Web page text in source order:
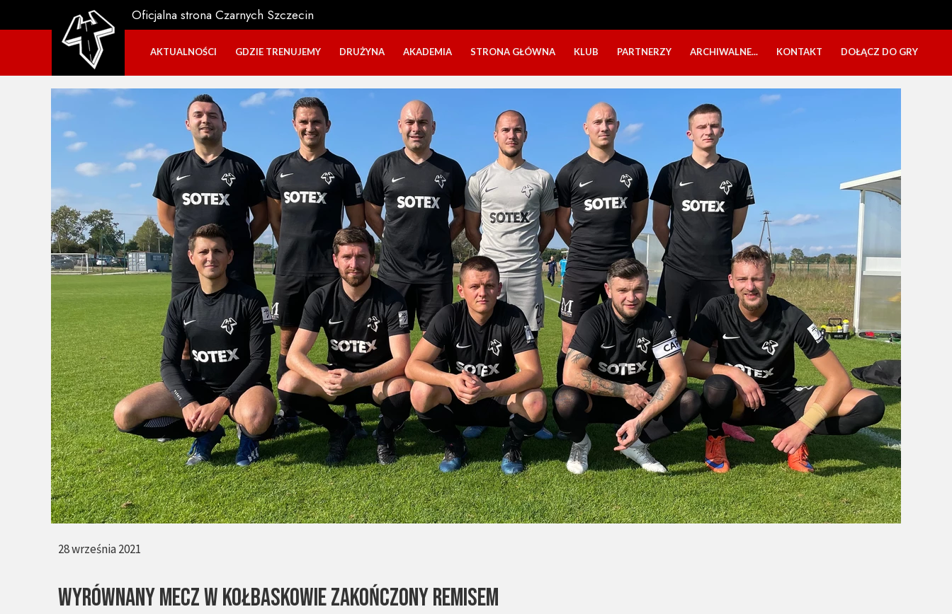
Wyrównany mecz w Kołbaskowie zakończony remisem
28 września 2021
Oficjalna strona Czarnych Szczecin
AKTUALNOŚCI GDZIE TRENUJEMY DRUŻYNA
DOŁĄCZ DO GRY
AKADEMIA
NABÓR DZIECI
SZTAB TRENERSKI
OPINIE RODZICÓW O OBOZACH
STRONA GŁÓWNA KLUB
NASZE DZIEŁA
PARTNERZY ARCHIWALNE...
PÓŁKOLONIE 2025
SBO 2023
CZARNI W MEDIACH
KADRA 2006
FESTYN CHARYTATYWNY
CZAS NA DZIEWCZYNY
OBÓZ W ZATONIU 2020
OBÓZ W KALISZU 2020
FOTORELACJE
VIDEO
OFERTA LATO 2020
ARCHIWUM OBOZÓW
WYNIKI
KONTAKT DOŁĄCZ DO GRY